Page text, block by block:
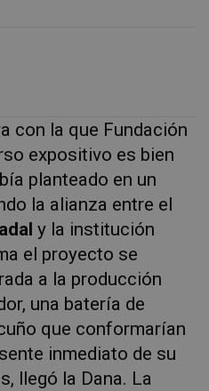
con la que Fundación
expositivo es bien
planteado en un
la alianza entre el
y la institución
el proyecto se
a la producción
una batería de
que conformarían
inmediato de su
llegó la Dana. La